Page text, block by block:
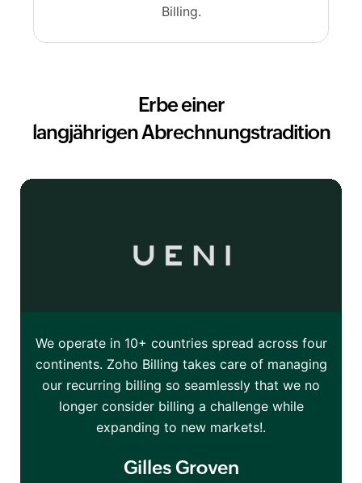
Billing.
Erbe einer
langjährigen Abrechnungstradition
We operate in 10+ countries spread across four
continents. Zoho Billing takes care of managing
our recurring billing so seamlessly that we no
longer consider billing a challenge while
expanding to new markets!.
Gilles Groven